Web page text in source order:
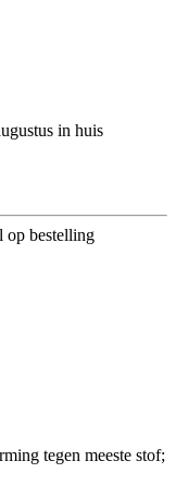
in huis
op bestelling
tegen meeste stof;